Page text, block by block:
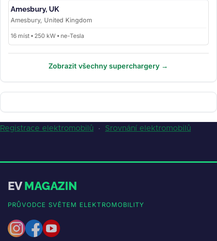
Amesbury, UK
Amesbury, United Kingdom
16 míst • 250 kW • ne-Tesla
Zobrazit všechny superchargery →
Registrace elektromobilů · Srovnání elektromobilů
EVMAGAZIN
PRŮVODCE SVĚTEM ELEKTROMOBILITY